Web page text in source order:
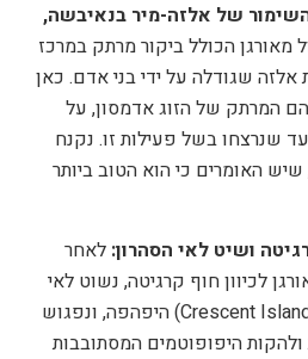
של אלזה-מיר בנאיבשה,
מאורגן הכולל ביקור מרתק במרכז
שגודלה על ידי בני אדם. כאן
המרתק של הזוג אדמסון, על
שנרצחו בשל פעילות זו. נקנח
האומרים כי הוא הטוב ביותר
ושיט לאי הסהרון: לאחר
לכיוון חוף קרגיטה, נשוט לאי
Crescent) היפהפה, ונפגוש
ולהקות היפופוטמים המסתובבות